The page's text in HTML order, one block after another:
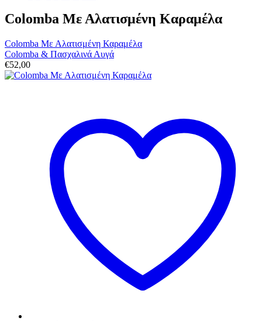
Colomba Με Αλατισμένη Καραμέλα
Colomba Με Αλατισμένη Καραμέλα
Colomba & Πασχαλινά Αυγά
€52,00